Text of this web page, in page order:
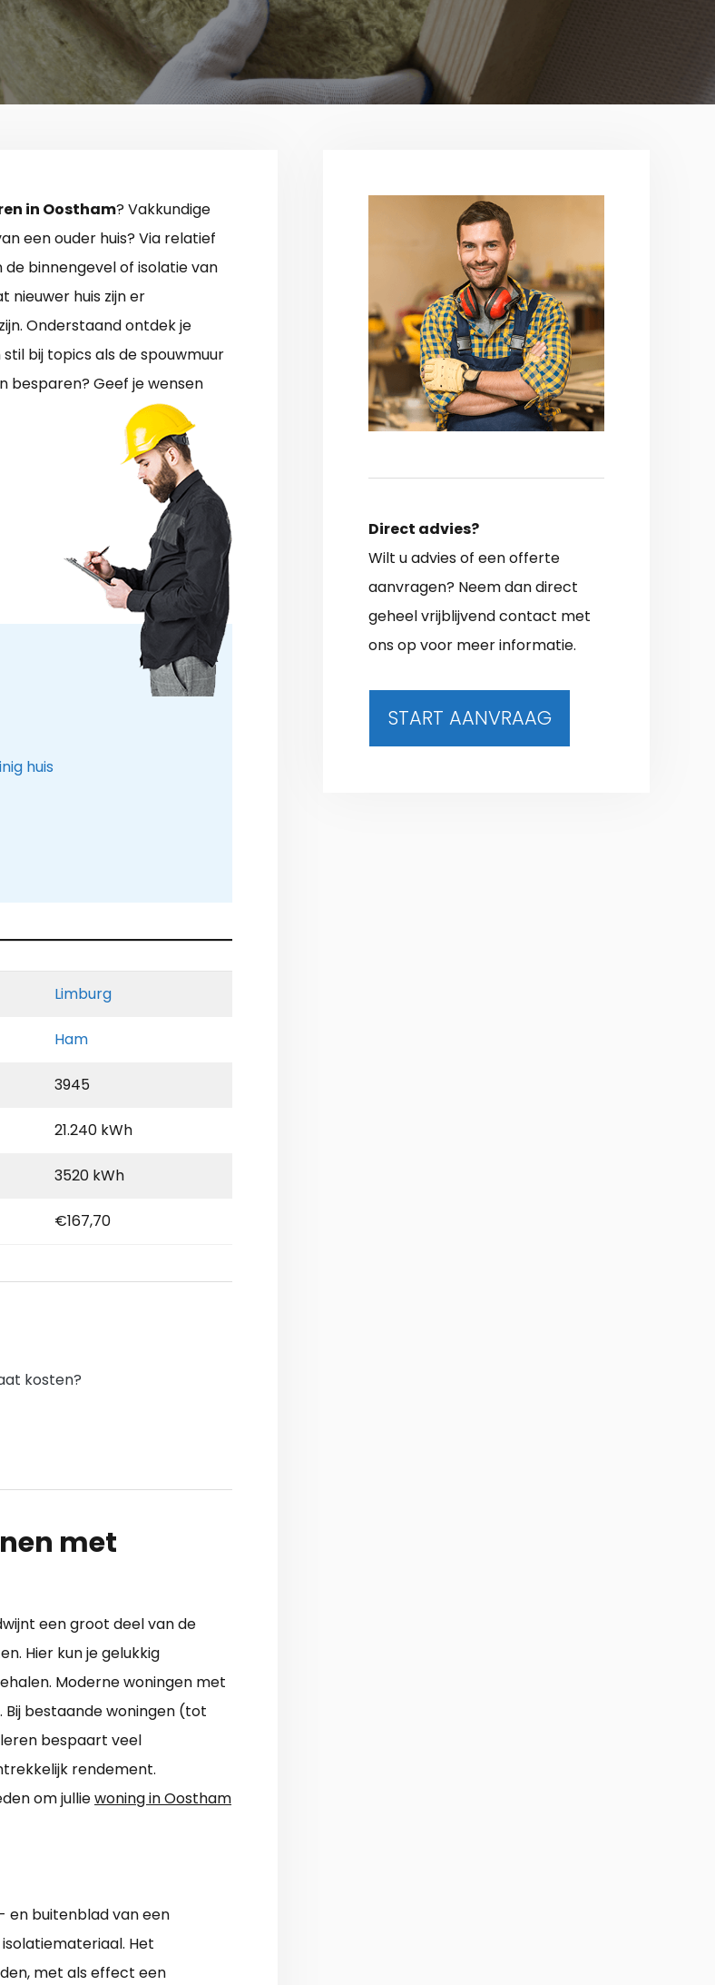
in Oostham? Vakkundige
een ouder huis? Via relatief
binnengevel of isolatie van
nieuwer huis zijn er
Onderstaand ontdek je
bij topics als de spouwmuur
besparen? Geef je wensen
huis
Limburg
Ham
3945
21.240 kWh
3520 kWh
€167,70
kosten?
met
een groot deel van de
Hier kun je gelukkig
Moderne woningen met
bestaande woningen (tot
bespaart veel
rendement.
om julliewoning in Oostham
en buitenblad van een
Het
met als effect een
Direct advies?
Wilt u advies of een offerte
aanvragen? Neem dan direct
geheel vrijblijvend contact met
ons op voor meer informatie.
START AANVRAAG